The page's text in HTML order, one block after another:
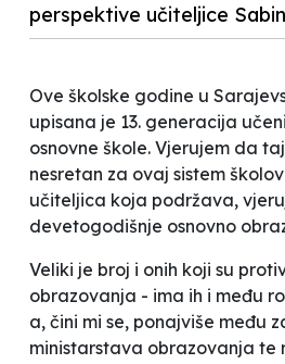
perspektive učiteljice
Ove školske godine u
upisana je 13. generacija
osnovne škole. Vjerujem da
nesretan za ovaj sistem
učiteljica koja podržava,
devetogodišnje osnovno
Veliki je broj i onih koji su
obrazovanja - ima ih i među
a, čini mi se, ponajviše među
ministarstava obrazovanja te